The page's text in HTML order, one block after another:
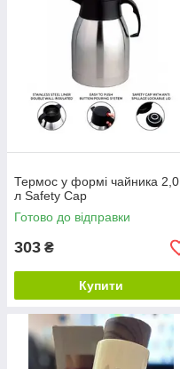
Термос у формі чайника 2,0
л Safety Cap
Готово до відправки
303 ₴
Купити